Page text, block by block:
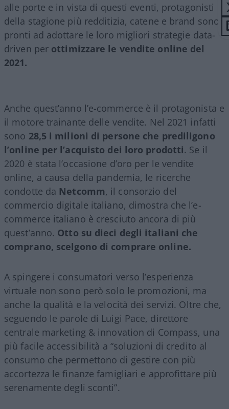
alle porte e in vista di questi eventi, protagonisti
della stagione più redditizia, catene e brand sono
pronti ad adottare le loro migliori strategie data-
driven per ottimizzare le vendite online del
2021.
Anche quest’anno l’e-commerce è il protagonista e
il motore trainante delle vendite. Nel 2021 infatti
sono 28,5 i milioni di persone che prediligono
l’online per l’acquisto dei loro prodotti. Se il
2020 è stata l’occasione d’oro per le vendite
online, a causa della pandemia, le ricerche
condotte da Netcomm, il consorzio del
commercio digitale italiano, dimostra che l’e-
commerce italiano è cresciuto ancora di più
quest’anno. Otto su dieci degli italiani che
comprano, scelgono di comprare online.
A spingere i consumatori verso l’esperienza
virtuale non sono però solo le promozioni, ma
anche la qualità e la velocità dei servizi. Oltre che,
seguendo le parole di Luigi Pace, direttore
centrale marketing & innovation di Compass, una
più facile accessibilità a “soluzioni di credito al
consumo che permettono di gestire con più
accortezza le finanze famigliari e approfittare più
serenamente degli sconti”.